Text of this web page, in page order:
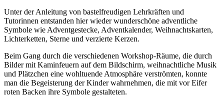
Unter der Anleitung von bastelfreudigen Lehrkräften und
Tutorinnen entstanden hier wieder wunderschöne adventliche
Symbole wie Adventgestecke, Adventkalender, Weihnachtskarten,
Lichterketten, Sterne und verzierte Kerzen.
Beim Gang durch die verschiedenen Workshop-Räume, die durch
Bilder mit Kaminfeuern auf dem Bildschirm, weihnachtliche Musik
und Plätzchen eine wohltuende Atmosphäre verströmten, konnte
man die Begeisterung der Kinder wahrnehmen, die mit vor Eifer
roten Backen ihre Symbole gestalteten.